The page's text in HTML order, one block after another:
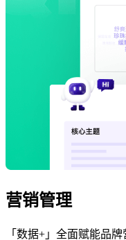
营销管理
「数据+」全面赋能品